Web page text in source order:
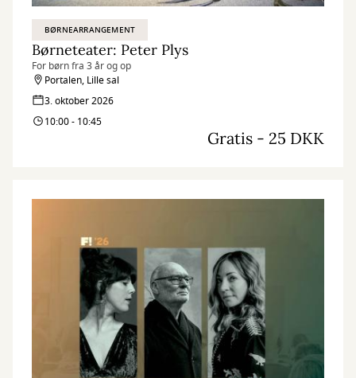
BØRNEARRANGEMENT
Børneteater: Peter Plys
For børn fra 3 år og op
Portalen, Lille sal
3. oktober 2026
10:00 - 10:45
Gratis - 25 DKK